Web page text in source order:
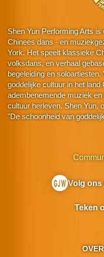
Shen Yun Performing Arts
Chinees dans - en
York. Het speelt klassieke
volksdans, en verhaal
begeleiding en
goddelijke cultuur in het
adembenemende muziek
cultuur herleven. Shen Yun,
"De schoonheid van
Volg ons
Teken